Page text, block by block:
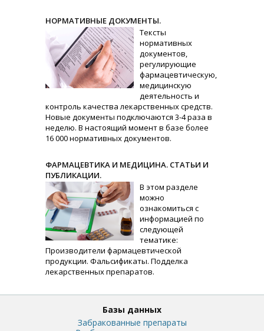
НОРМАТИВНЫЕ ДОКУМЕНТЫ.
Тексты
нормативных
документов,
регулирующие
фармацевтическую,
медицинскую
деятельность и
контроль качества лекарственных средств.
Новые документы подключаются 3-4 раза в
неделю. В настоящий момент в базе более
16 000 нормативных документов.
ФАРМАЦЕВТИКА И МЕДИЦИНА. СТАТЬИ И
ПУБЛИКАЦИИ.
В этом разделе
можно
ознакомиться с
информацией по
следующей
тематике:
Производители фармацевтической
продукции. Фальсификаты. Подделка
лекарственных препаратов.
Базы данных
Забракованные препараты